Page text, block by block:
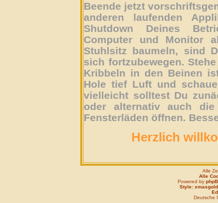
Beende jetzt
anderen laufenden
Shutdown Deines
Computer und Monitor
Stuhlsitz baumeln, sind
sich fortzubewegen.
Kribbeln in den Beinen
Hole tief Luft und
vielleicht solltest Du
oder alternativ auch
Fensterläden öffnen.
Herzlich
Alle
Alle
Powered by
Style: xmasgold
Deutsche